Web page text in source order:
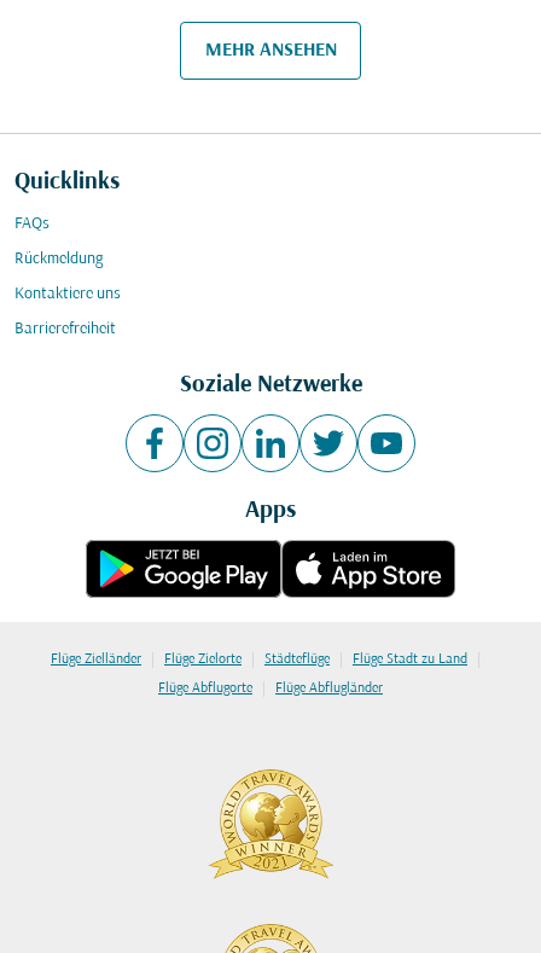
MEHR ANSEHEN
Quicklinks
FAQs
Rückmeldung
Kontaktiere uns
Barrierefreiheit
Soziale Netzwerke
Apps
Flüge Zielländer | Flüge Zielorte | Städteflüge | Flüge Stadt zu Land |
Flüge Abflugorte | Flüge Abflugländer